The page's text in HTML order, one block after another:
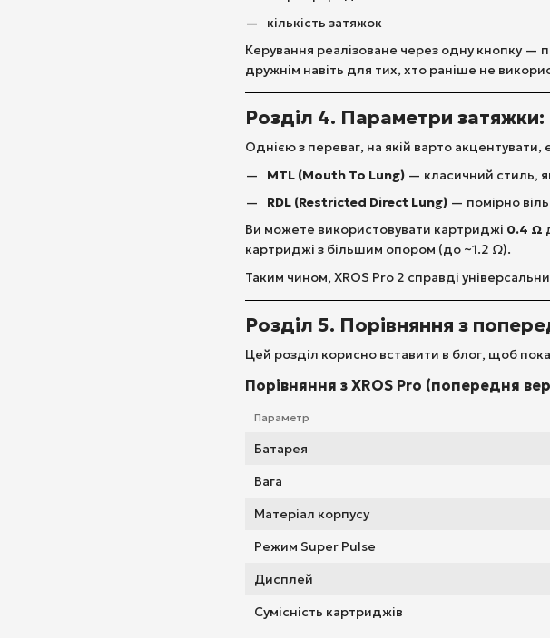
кількість затяжок
Керування реалізоване через одну кнопку —
дружнім навіть для тих, хто раніше не
Розділ 4. Параметри затяжки:
Однією з переваг, на якій варто акцентувати, є
MTL (Mouth To Lung) — класичний стиль,
RDL (Restricted Direct Lung) — помірно
Ви можете використовувати картриджі 0.4 Ω
картриджі з більшим опором (до ~1.2 Ω).
Таким чином, XROS Pro 2 справді
Розділ 5. Порівняння з
Цей розділ корисно вставити в блог, щоб
Порівняння з XROS Pro (попередня
Параметр
Батарея
Вага
Матеріал корпусу
Режим Super Pulse
Дисплей
Сумісність картриджів